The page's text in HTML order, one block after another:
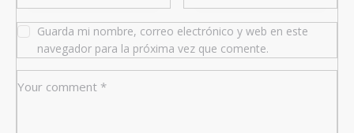
Guarda mi nombre, correo electrónico y web en este
navegador para la próxima vez que comente.